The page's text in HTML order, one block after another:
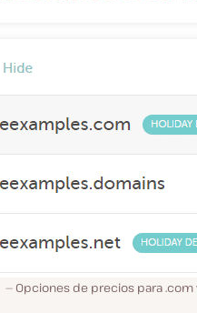
Opciones de precios para .com